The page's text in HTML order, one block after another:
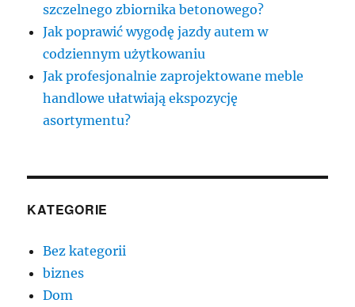
szczelnego zbiornika betonowego?
Jak poprawić wygodę jazdy autem w
codziennym użytkowaniu
Jak profesjonalnie zaprojektowane meble
handlowe ułatwiają ekspozycję
asortymentu?
KATEGORIE
Bez kategorii
biznes
Dom